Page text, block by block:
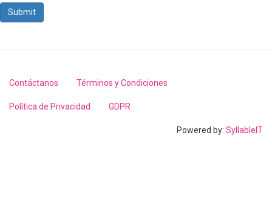
Submit
Footer
menu
Contáctanos Términos y Condiciones
Política de Privacidad GDPR
Powered by: SyllableIT